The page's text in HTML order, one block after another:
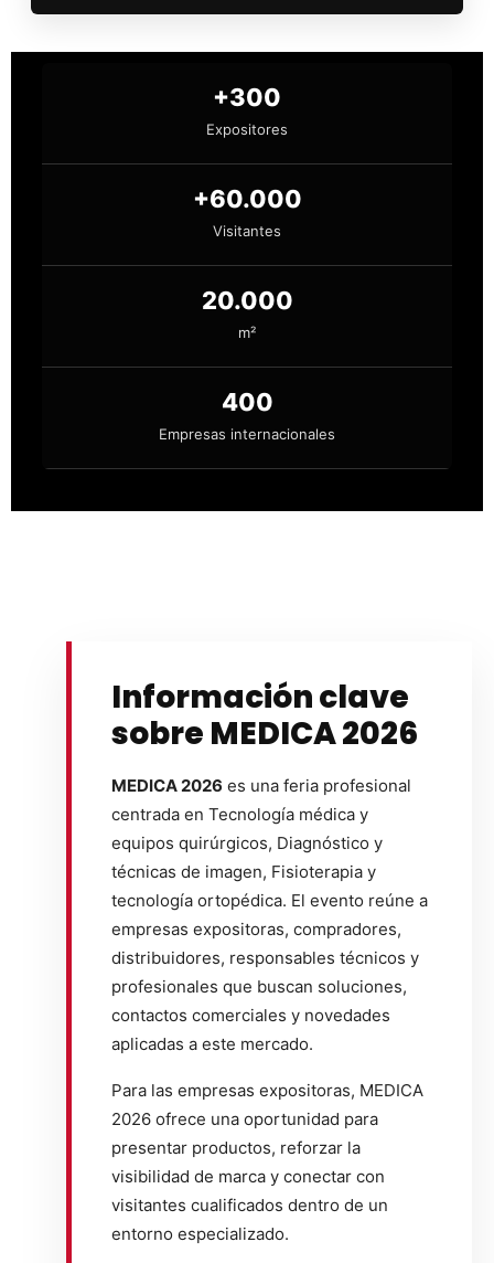
+300
Expositores
+60.000
Visitantes
20.000
m²
400
Empresas internacionales
Información clave
sobre MEDICA 2026
MEDICA 2026 es una feria profesional
centrada en Tecnología médica y
equipos quirúrgicos, Diagnóstico y
técnicas de imagen, Fisioterapia y
tecnología ortopédica. El evento reúne a
empresas expositoras, compradores,
distribuidores, responsables técnicos y
profesionales que buscan soluciones,
contactos comerciales y novedades
aplicadas a este mercado.
Para las empresas expositoras, MEDICA
2026 ofrece una oportunidad para
presentar productos, reforzar la
visibilidad de marca y conectar con
visitantes cualificados dentro de un
entorno especializado.